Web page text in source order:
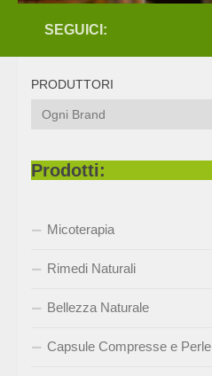
SEGUICI:
PRODUTTORI
Prodotti:
Micoterapia
Rimedi Naturali
Bellezza Naturale
Capsule Compresse e Perle